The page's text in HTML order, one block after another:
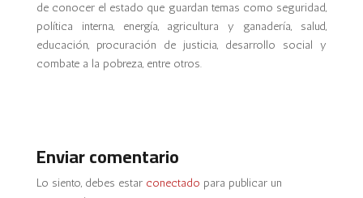
de conocer el estado que guardan temas como seguridad,
política interna, energía, agricultura y ganadería, salud,
educación, procuración de justicia, desarrollo social y
combate a la pobreza, entre otros.
Enviar comentario
Lo siento, debes estar conectado para publicar un